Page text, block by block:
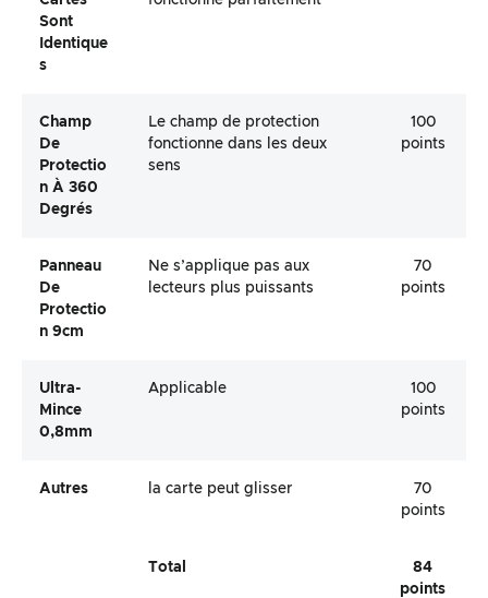
Sont
Identique
S
Champ
De
Protectio
N À 360
Degrés
Le champ de protection
fonctionne dans les deux
sens
100
points
Panneau
De
Protectio
N 9cm
Ne s’applique pas aux
lecteurs plus puissants
70
points
Ultra-
Mince
0,8mm
Applicable
100
points
Autres la carte peut glisser
70
points
Total
84
points